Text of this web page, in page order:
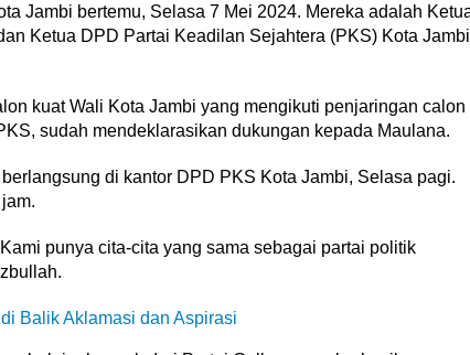
Jambi bertemu, Selasa 7 Mei 2024. Mereka adalah
Ketua DPD Partai Keadilan Sejahtera (PKS) Kota
kuat Wali Kota Jambi yang mengikuti penjaringan calon
sudah mendeklarasikan dukungan kepada Maulana.
di kantor DPD PKS Kota Jambi, Selasa pagi.
punya cita-cita yang sama sebagai partai politik
Balik Aklamasi dan Aspirasi